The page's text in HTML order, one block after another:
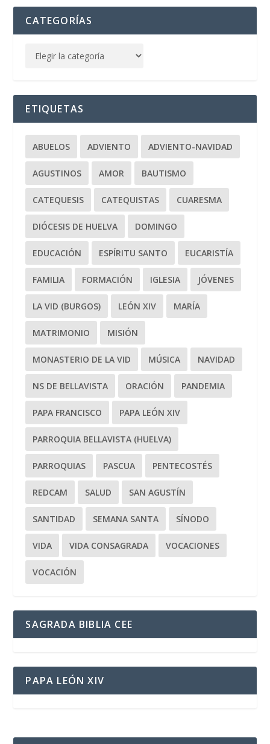
CATEGORÍAS
ETIQUETAS
ABUELOS ADVIENTO ADVIENTO-NAVIDAD
AGUSTINOS AMOR BAUTISMO
CATEQUESIS CATEQUISTAS CUARESMA
DIÓCESIS DE HUELVA DOMINGO
EDUCACIÓN ESPÍRITU SANTO EUCARISTÍA
FAMILIA FORMACIÓN IGLESIA JÓVENES
LA VID (BURGOS) LEÓN XIV MARÍA
MATRIMONIO MISIÓN
MONASTERIO DE LA VID MÚSICA NAVIDAD
NS DE BELLAVISTA ORACIÓN PANDEMIA
PAPA FRANCISCO PAPA LEÓN XIV
PARROQUIA BELLAVISTA (HUELVA)
PARROQUIAS PASCUA PENTECOSTÉS
REDCAM SALUD SAN AGUSTÍN
SANTIDAD SEMANA SANTA SÍNODO
VIDA VIDA CONSAGRADA VOCACIONES
VOCACIÓN
SAGRADA BIBLIA CEE
PAPA LEÓN XIV